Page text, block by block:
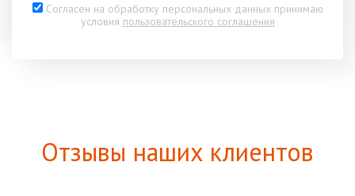
Согласен на обработку персональных данных принимаю
условия пользовательского соглашения
Отзывы наших клиентов